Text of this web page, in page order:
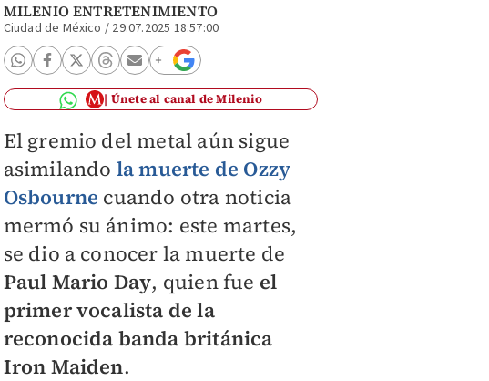
MILENIO ENTRETENIMIENTO
Ciudad de México / 29.07.2025 18:57:00
Únete al canal de Milenio
El gremio del metal aún sigue
asimilando la muerte de Ozzy
Osbourne cuando otra noticia
mermó su ánimo: este martes,
se dio a conocer la muerte de
Paul Mario Day, quien fue el
primer vocalista de la
reconocida banda británica
Iron Maiden.